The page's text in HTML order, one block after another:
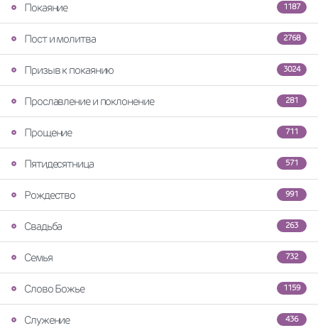
1187
Покаяние
2768
Пост и молитва
3024
Призыв к покаянию
281
Прославление и поклонение
711
Прощение
571
Пятидесятница
991
Рождество
263
Свадьба
732
Семья
1159
Слово Божье
436
Служение